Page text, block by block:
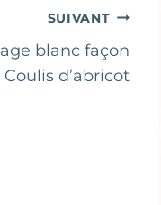
SUIVANT
blanc façon
d’abricot